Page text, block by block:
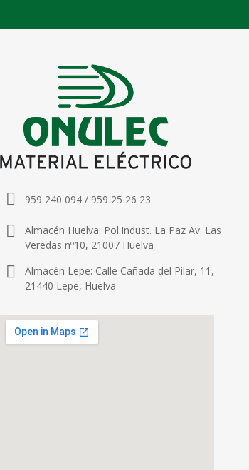
959 240 094 / 959 25 26 23
Almacén Huelva: Pol.Indust. La Paz Av. Las
Veredas nº10, 21007 Huelva
Almacén Lepe: Calle Cañada del Pilar, 11,
21440 Lepe, Huelva